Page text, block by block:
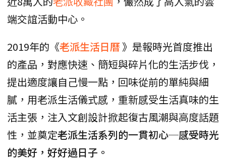
端交誼活動中心。
2019年的《老派生活日曆》是報時光首度推出
的產品，對應快速、簡短與碎片化的生活步伐，
提出適度讓自己慢一點，回味從前的單純與細
膩，用老派生活儀式感，重新感受生活真味的生
活主張，注入文創設計掀起復古風潮與高度話題
性，並奠定老派生活系列的一貫初心─感受時光
的美好，好好過日子。